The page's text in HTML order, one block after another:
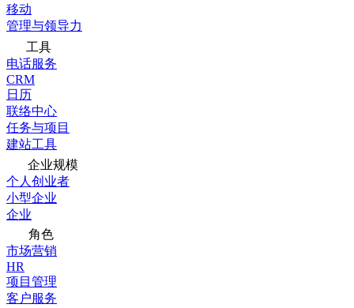
移动
管理与领导力
工具
电话服务
CRM
日历
联络中心
任务与项目
建站工具
企业规模
个人创业者
小型企业
企业
角色
市场营销
HR
项目管理
客户服务